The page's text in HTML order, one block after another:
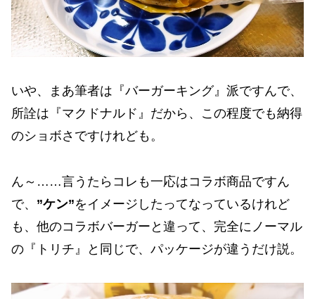
いや、まあ筆者は『バーガーキング』派ですんで、
所詮は『マクドナルド』だから、この程度でも納得
のショボさですけれども。
ん～……言うたらコレも一応はコラボ商品ですん
で、 ”ケン”をイメージしたってなっているけれど
も、他のコラボバーガーと違って、完全にノーマル
の『トリチ』と同じで、パッケージが違うだけ説。